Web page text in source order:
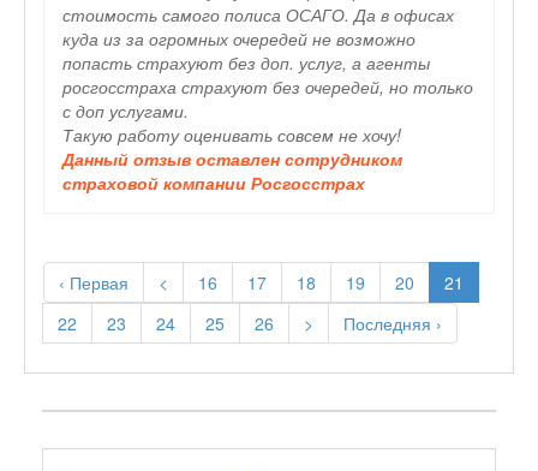
стоимость самого полиса ОСАГО. Да в офисах
куда из за огромных очередей не возможно
попасть страхуют без доп. услуг, а агенты
росгосстраха страхуют без очередей, но только
с доп услугами.
Такую работу оценивать совсем не хочу!
Данный отзыв оставлен сотрудником
страховой компании Росгосстрах
‹ Первая < 16 17 18 19 20
21
22
23 24 25 26 > Последняя ›